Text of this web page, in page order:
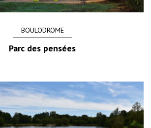
BOULODROME
Parc des pensées